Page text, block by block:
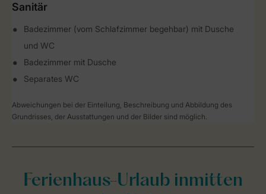
Sanitär
Badezimmer (vom Schlafzimmer begehbar) mit Dusche
und WC
Badezimmer mit Dusche
Separates WC
Abweichungen bei der Einteilung, Beschreibung und Abbildung des
Grundrisses, der Ausstattungen und der Bilder sind möglich.
Ferienhaus-Urlaub inmitten